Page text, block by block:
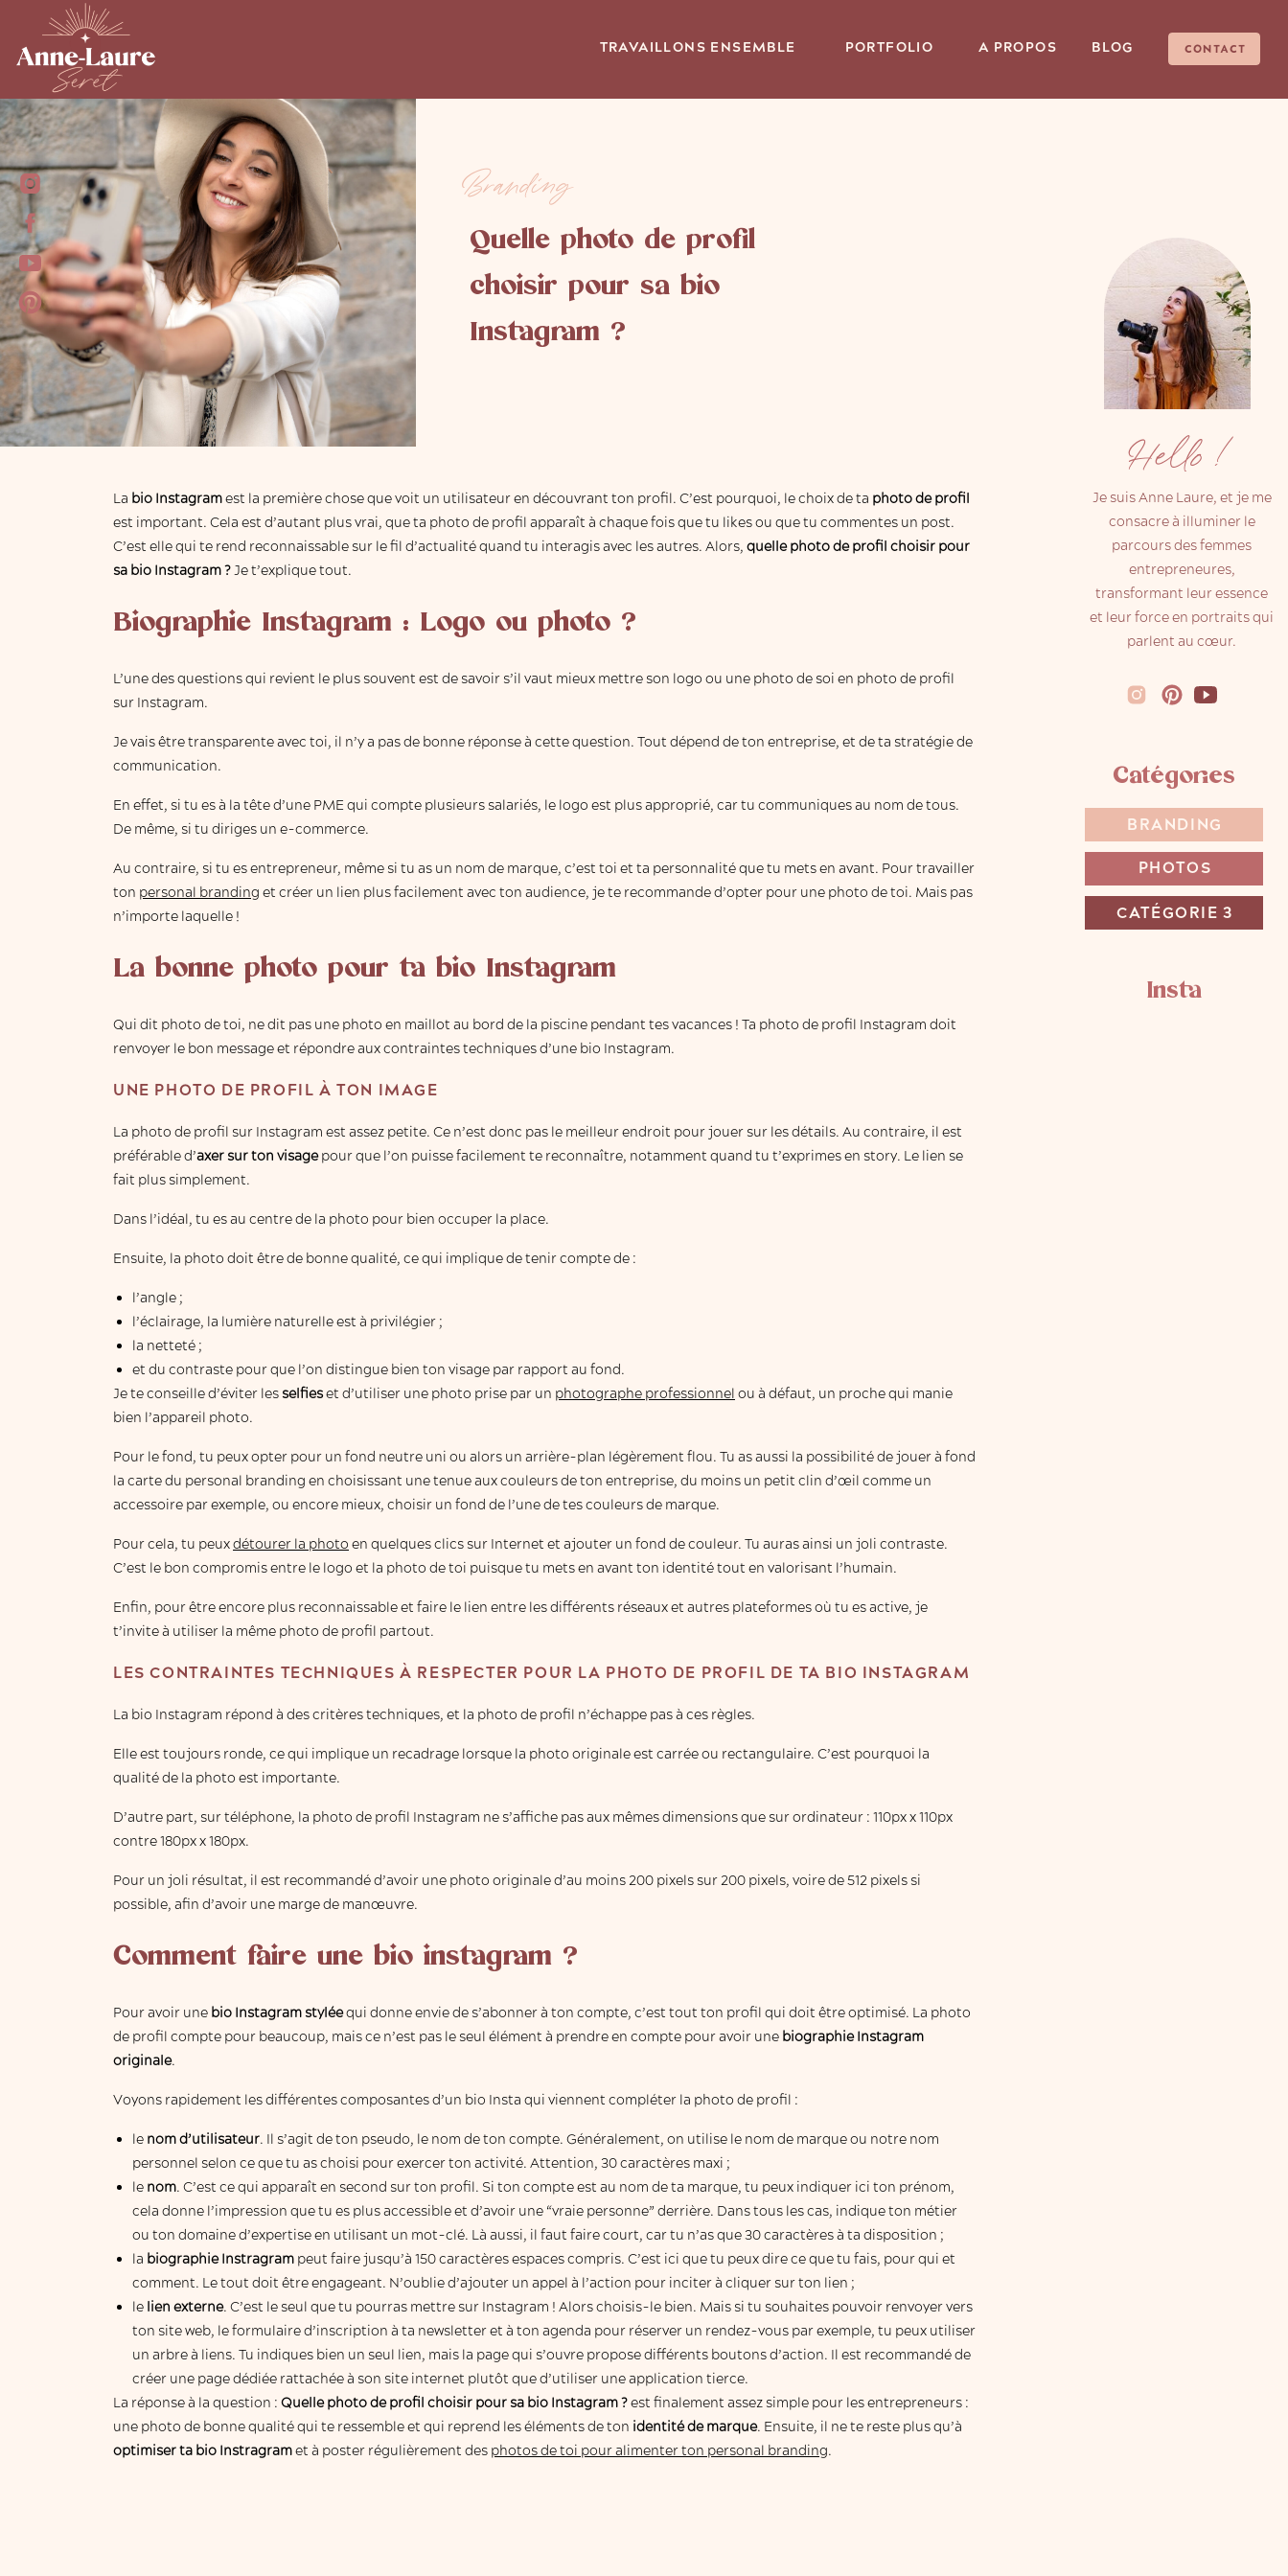
CONTACT
A PROPOS
TRAVAILLONS ENSEMBLE BLOG
PORTFOLIO
Hello !
Je suis Anne Laure, et je me
consacre à illuminer le
parcours des femmes
entrepreneures,
transformant leur essence
et leur force en portraits qui
parlent au cœur.
Catégories
BRANDING
PHOTOS
CATÉGORIE 3
Insta
Quelle photo de profil
choisir pour sa bio
Instagram ?
Branding
La bio Instagramest la première chose que voit un utilisateur en découvrant ton profil. C’est pourquoi, le choix de ta photo de profil
est important. Cela est d’autant plus vrai, que ta photo de profil apparaît à chaque fois que tu likes ou que tu commentes un post.
C’est elle qui te rend reconnaissable sur le fil d’actualité quand tu interagis avec les autres. Alors, quelle photo de profil choisir pour
sa bio Instagram ?Je t’explique tout.
Biographie Instagram : Logo ou photo ?
L’une des questions qui revient le plus souvent est de savoir s’il vaut mieux mettre son logo ou une photo de soi en photo de profil
sur Instagram.
Je vais être transparente avec toi, il n’y a pas de bonne réponse à cette question. Tout dépend de ton entreprise, et de ta stratégie de
communication.
En effet, si tu es à la tête d’une PME qui compte plusieurs salariés, le logo est plus approprié, car tu communiques au nom de tous.
De même, si tu diriges un e-commerce.
Au contraire, si tu es entrepreneur, même si tu as un nom de marque, c’est toi et ta personnalité que tu mets en avant. Pour travailler
ton personal branding et créer un lien plus facilement avec ton audience, je te recommande d’opter pour une photo de toi. Mais pas
n’importe laquelle !
La bonne photo pour ta bio Instagram
Qui dit photo de toi, ne dit pas une photo en maillot au bord de la piscine pendant tes vacances ! Ta photo de profil Instagram doit
renvoyer le bon message et répondre aux contraintes techniques d’une bio Instagram.
UNE PHOTO DE PROFIL À TON IMAGE
La photo de profil sur Instagram est assez petite. Ce n’est donc pas le meilleur endroit pour jouer sur les détails. Au contraire, il est
préférable d’axer sur ton visagepour que l’on puisse facilement te reconnaître, notamment quand tu t’exprimes en story. Le lien se
fait plus simplement.
Dans l’idéal, tu es au centre de la photo pour bien occuper la place.
Ensuite, la photo doit être de bonne qualité, ce qui implique de tenir compte de :
l’angle ;
l’éclairage, la lumière naturelle est à privilégier ;
la netteté ;
et du contraste pour que l’on distingue bien ton visage par rapport au fond.
Je te conseille d’éviter les selfieset d’utiliser une photo prise par un photographe professionnelou à défaut, un proche qui manie
bien l’appareil photo.
Pour le fond, tu peux opter pour un fond neutre uni ou alors un arrière-plan légèrement flou. Tu as aussi la possibilité de jouer à fond
la carte du personal branding en choisissant une tenue aux couleurs de ton entreprise, du moins un petit clin d’œil comme un
accessoire par exemple, ou encore mieux, choisir un fond de l’une de tes couleurs de marque.
Pour cela, tu peuxdétourer la photoen quelques clics sur Internet et ajouter un fond de couleur. Tu auras ainsi un joli contraste.
C’est le bon compromis entre le logo et la photo de toi puisque tu mets en avant ton identité tout en valorisant l’humain.
Enfin, pour être encore plus reconnaissable et faire le lien entre les différents réseaux et autres plateformes où tu es active, je
t’invite à utiliser la même photo de profil partout.
LES CONTRAINTES TECHNIQUES À RESPECTER POUR LA PHOTO DE PROFIL DE TA BIO INSTAGRAM
La bio Instagram répond à des critères techniques, et la photo de profil n’échappe pas à ces règles.
Elle est toujours ronde, ce qui implique un recadrage lorsque la photo originale est carrée ou rectangulaire. C’est pourquoi la
qualité de la photo est importante.
D’autre part, sur téléphone, la photo de profil Instagram ne s’affiche pas aux mêmes dimensions que sur ordinateur : 110px x 110px
contre 180px x 180px.
Pour un joli résultat, il est recommandé d’avoir une photo originale d’au moins 200 pixels sur 200 pixels, voire de 512 pixels si
possible, afin d’avoir une marge de manœuvre.
Comment faire une bio instagram ?
Pour avoir une bio Instagram styléequi donne envie de s’abonner à ton compte, c’est tout ton profil qui doit être optimisé. La photo
de profil compte pour beaucoup, mais ce n’est pas le seul élément à prendre en compte pour avoir une biographie Instagram
originale.
Voyons rapidement les différentes composantes d’un bio Insta qui viennent compléter la photo de profil :
le nom d’utilisateur. Il s’agit de ton pseudo, le nom de ton compte. Généralement, on utilise le nom de marque ou notre nom
personnel selon ce que tu as choisi pour exercer ton activité. Attention, 30 caractères maxi ;
le nom. C’est ce qui apparaît en second sur ton profil. Si ton compte est au nom de ta marque, tu peux indiquer ici ton prénom,
cela donne l’impression que tu es plus accessible et d’avoir une “vraie personne” derrière. Dans tous les cas, indique ton métier
ou ton domaine d’expertise en utilisant un mot-clé. Là aussi, il faut faire court, car tu n’as que 30 caractères à ta disposition ;
la biographie Instragram peut faire jusqu’à 150 caractères espaces compris. C’est ici que tu peux dire ce que tu fais, pour qui et
comment. Le tout doit être engageant. N’oublie d’ajouter un appel à l’action pour inciter à cliquer sur ton lien ;
le lien externe. C’est le seul que tu pourras mettre sur Instagram ! Alors choisis-le bien. Mais si tu souhaites pouvoir renvoyer vers
ton site web, le formulaire d’inscription à ta newsletter et à ton agenda pour réserver un rendez-vous par exemple, tu peux utiliser
un arbre à liens. Tu indiques bien un seul lien, mais la page qui s’ouvre propose différents boutons d’action. Il est recommandé de
créer une page dédiée rattachée à son site internet plutôt que d’utiliser une application tierce.
La réponse à la question : Quelle photo de profil choisir pour sa bio Instagram ?est finalement assez simple pour les entrepreneurs :
une photo de bonne qualité qui te ressemble et qui reprend les éléments de ton identité de marque. Ensuite, il ne te reste plus qu’à
optimiser ta bio Instragramet à poster régulièrement des photos de toi pour alimenter ton personal branding.